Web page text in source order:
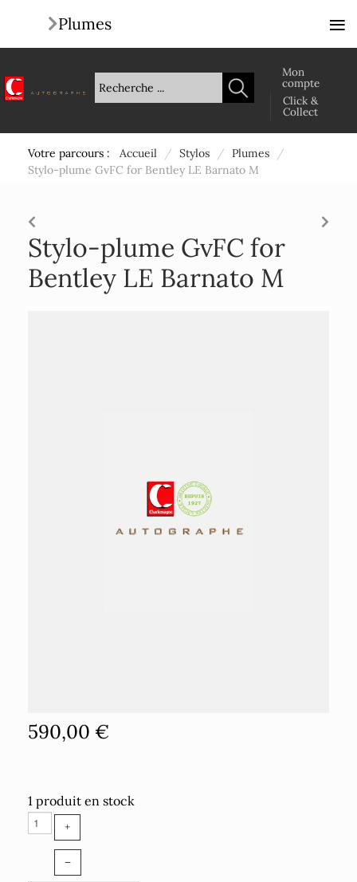
Mon
compte
Click &
Collect
Votre parcours : Accueil / Stylos / Plumes
/
Stylo-plume GvFC for Bentley LE Barnato M
Stylo-plume GvFC for
Bentley LE Barnato M
590,00 €
1 produit en stock
+
–
Plumes ≡